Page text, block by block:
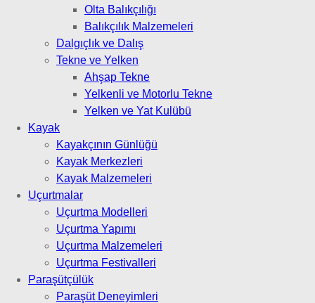
Olta Balıkçılığı
Balıkçılık Malzemeleri
Dalgıçlık ve Dalış
Tekne ve Yelken
Ahşap Tekne
Yelkenli ve Motorlu Tekne
Yelken ve Yat Kulübü
Kayak
Kayakçının Günlüğü
Kayak Merkezleri
Kayak Malzemeleri
Uçurtmalar
Uçurtma Modelleri
Uçurtma Yapımı
Uçurtma Malzemeleri
Uçurtma Festivalleri
Paraşütçülük
Paraşüt Deneyimleri